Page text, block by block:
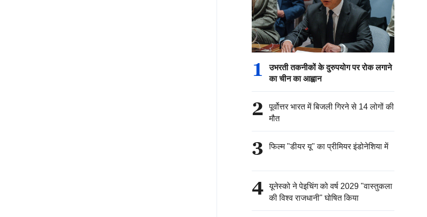
1
उभरती तकनीकों के दुरुपयोग पर रोक लगाने
का चीन का आह्वान
2
पूर्वोत्तर भारत में बिजली गिरने से 14 लोगों की
मौत
3 फिल्म "डीयर यू" का प्रीमियर इंडोनेशिया में
4
यूनेस्को ने पेइचिंग को वर्ष 2029 "वास्तुकला
की विश्व राजधानी" घोषित किया